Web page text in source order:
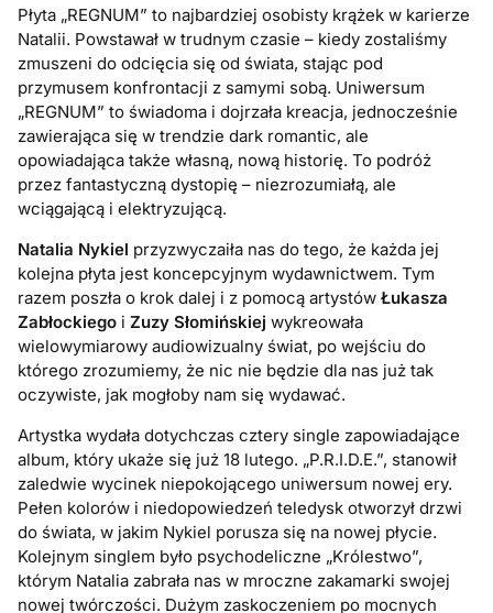
Płyta „REGNUM” to najbardziej osobisty krążek w karierze
Natalii. Powstawał w trudnym czasie – kiedy zostaliśmy
zmuszeni do odcięcia się od świata, stając pod
przymusem konfrontacji z samymi sobą. Uniwersum
„REGNUM” to świadoma i dojrzała kreacja, jednocześnie
zawierająca się w trendzie dark romantic, ale
opowiadająca także własną, nową historię. To podróż
przez fantastyczną dystopię – niezrozumiałą, ale
wciągającą i elektryzującą.
Natalia Nykiel przyzwyczaiła nas do tego, że każda jej
kolejna płyta jest koncepcyjnym wydawnictwem. Tym
razem poszła o krok dalej i z pomocą artystówŁukasza
Zabłockiego iZuzy Słomińskiej wykreowała
wielowymiarowy audiowizualny świat, po wejściu do
którego zrozumiemy, że nic nie będzie dla nas już tak
oczywiste, jak mogłoby nam się wydawać.
Artystka wydała dotychczas cztery single zapowiadające
album, który ukaże się już 18 lutego. „P.R.I.D.E.”, stanowił
zaledwie wycinek niepokojącego uniwersum nowej ery.
Pełen kolorów i niedopowiedzeń teledysk otworzył drzwi
do świata, w jakim Nykiel porusza się na nowej płycie.
Kolejnym singlem było psychodeliczne „Królestwo”,
którym Natalia zabrała nas w mroczne zakamarki swojej
nowej twórczości. Dużym zaskoczeniem po mocnych